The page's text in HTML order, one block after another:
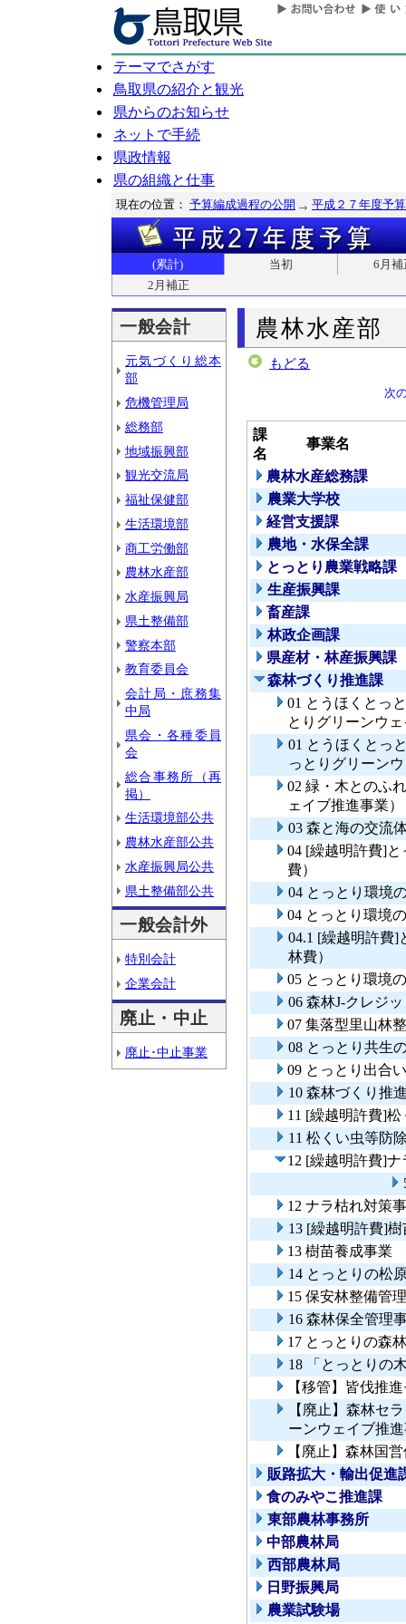
テーマでさがす
鳥取県の紹介と観光
県からのお知らせ
ネットで手続
県政情報
県の組織と仕事
現在の位置： 予算編成過程の公開 平成２７年度予算
(累計) 当初
6月補
2月補正
一般会計
元気づくり総本
部
危機管理局
総務部
地域振興部
観光交流局
福祉保健部
生活環境部
商工労働部
農林水産部
水産振興局
県土整備部
警察本部
教育委員会
会計局・庶務集
中局
県会・各種委員
会
総合事務所（再
掲）
生活環境部公共
農林水産部公共
水産振興局公共
県土整備部公共
一般会計外
特別会計
企業会計
廃止・中止
廃止･中止事業
農林水産部
もどる
次
課
名
事業名
農林水産総務課
農業大学校
経営支援課
農地・水保全課
とっとり農業戦略課
生産振興課
畜産課
林政企画課
県産材・林産振興課
森林づくり推進課
01 とうほくとっ
とりグリーンウ
01 とうほくとっ
っとりグリーン
02 緑・木とのふ
ェイブ推進事業）
03 森と海の交流
04 [繰越明許費]
費）
04 とっとり環境
04 とっとり環境
04.1 [繰越明許費]
林費）
05 とっとり環境
06 森林J-クレジ
07 集落型里山林
08 とっとり共生
09 とっとり出合
10 森林づくり推
11 [繰越明許費]
11 松くい虫等
12 [繰越明許費]
12 ナラ枯れ対策
13 [繰越明許費]
13 樹苗養成事業
14 とっとりの松
15 保安林整備管
16 森林保全管理
17 とっとりの森
18 「とっとりの
【移管】皆伐推
【廃止】森林セ
ーンウェイブ推
【廃止】森林国
販路拡大・輸出促進
食のみやこ推進課
東部農林事務所
中部農林局
西部農林局
日野振興局
農業試験場